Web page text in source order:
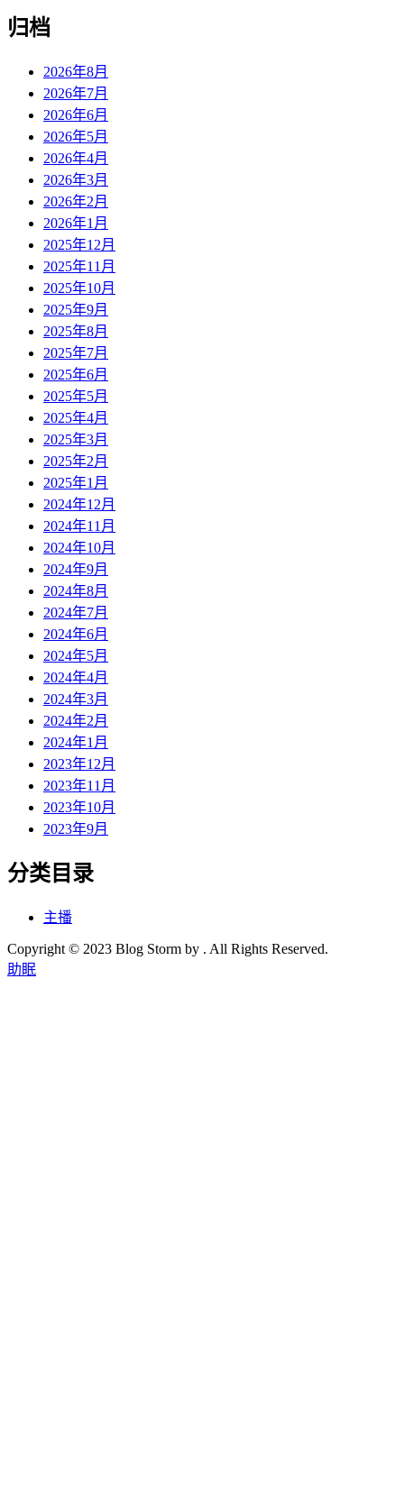
归档
2026年8月
2026年7月
2026年6月
2026年5月
2026年4月
2026年3月
2026年2月
2026年1月
2025年12月
2025年11月
2025年10月
2025年9月
2025年8月
2025年7月
2025年6月
2025年5月
2025年4月
2025年3月
2025年2月
2025年1月
2024年12月
2024年11月
2024年10月
2024年9月
2024年8月
2024年7月
2024年6月
2024年5月
2024年4月
2024年3月
2024年2月
2024年1月
2023年12月
2023年11月
2023年10月
2023年9月
分类目录
主播
Copyright © 2023 Blog Storm by . All Rights Reserved.
助眠